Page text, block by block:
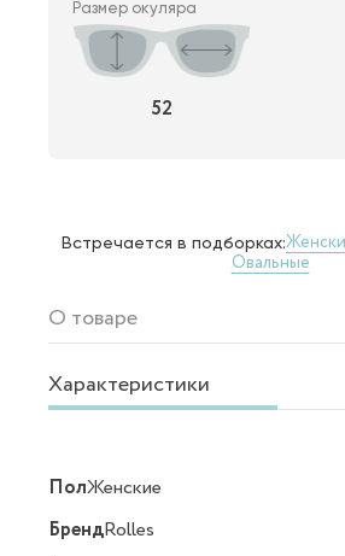
Размер окуляра
52
Встречается в подборках:
Овальные
О товаре
Характеристики
ПолЖенские
БрендRolles